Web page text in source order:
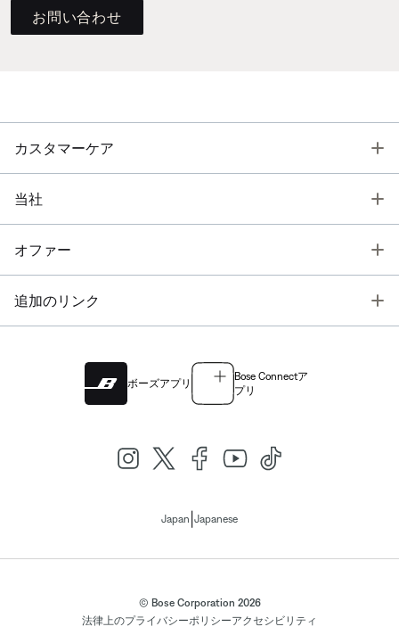
お問い合わせ
カスタマーケア
当社
オファー
追加のリンク
ボーズアプリ
Bose Connectア
プリ
Japan Japanese
© Bose Corporation 2026
法律上のプライバシーポリシーアクセシビリティ